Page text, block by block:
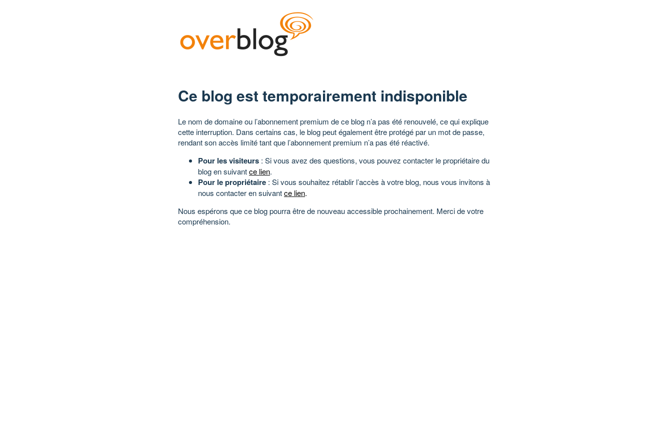
Ce blog est temporairement indisponible
Le nom de domaine ou l’abonnement premium de ce blog n’a pas été renouvelé, ce qui explique
cette interruption. Dans certains cas, le blog peut également être protégé par un mot de passe,
rendant son accès limité tant que l’abonnement premium n’a pas été réactivé.
Pour les visiteurs : Si vous avez des questions, vous pouvez contacter le propriétaire du
blog en suivantce lien.
Pour le propriétaire : Si vous souhaitez rétablir l’accès à votre blog, nous vous invitons à
nous contacter en suivantce lien.
Nous espérons que ce blog pourra être de nouveau accessible prochainement. Merci de votre
compréhension.